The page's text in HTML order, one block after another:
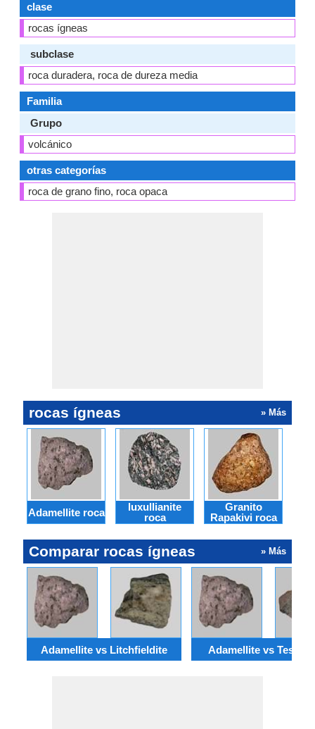
clase
rocas ígneas
subclase
roca duradera, roca de dureza media
Familia
Grupo
volcánico
otras categorías
roca de grano fino, roca opaca
rocas ígneas » Más
Adamellite roca
luxullianite
roca
Granito
Rapakivi roca
Comparar rocas ígneas » Más
Adamellite vs Litchfieldite Adamellite vs